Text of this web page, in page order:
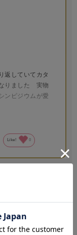
返していてカタ
りました 実物
ンピジウムが愛
す
Like! 0